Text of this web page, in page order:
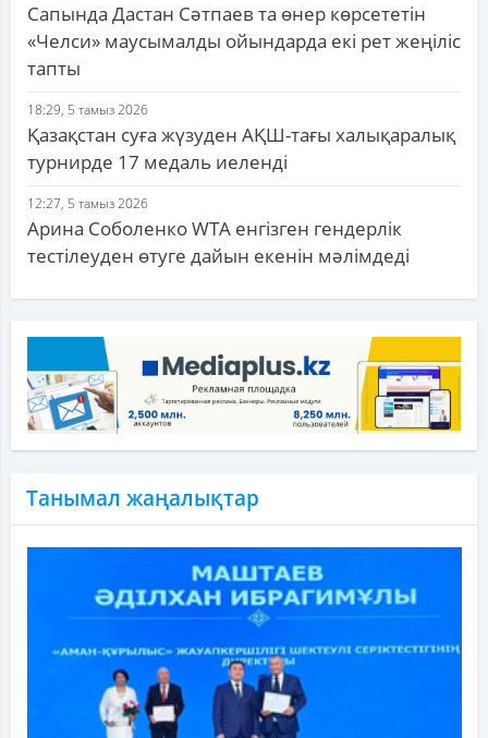
Сапында Дастан Сәтпаев та өнер көрсететін
«Челси» маусымалды ойындарда екі рет жеңіліс
тапты
18:29, 5 тамыз 2026
Қазақстан суға жүзуден АҚШ-тағы халықаралық
турнирде 17 медаль иеленді
12:27, 5 тамыз 2026
Арина Соболенко WTA енгізген гендерлік
тестілеуден өтуге дайын екенін мәлімдеді
Танымал жаңалықтар